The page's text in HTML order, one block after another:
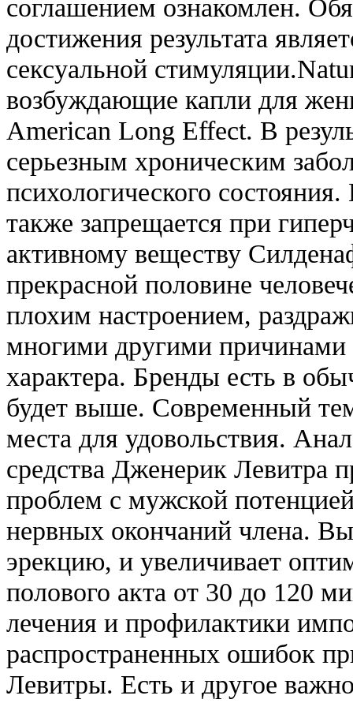
соглашением ознакомлен.
достижения результата
сексуальной
возбуждающие капли для
American Long Effect. В
серьезным хроническим
психологического
также запрещается при
активному веществу
прекрасной половине
плохим настроением,
многими другими причинами
характера. Бренды есть в
будет выше. Современный
места для удовольствия.
средства Дженерик Левитра
проблем с мужской
нервных окончаний члена.
эрекцию, и увеличивает
полового акта от 30 до 120
лечения и профилактики
распространенных ошибок
Левитры. Есть и другое